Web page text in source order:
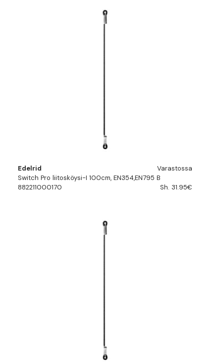
Edelrid
Varastossa
Switch Pro liitosköysi-I 100cm, EN354,EN795 B
882211000170
Sh. 31.95€